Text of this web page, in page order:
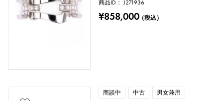
商品ID： J271936
¥858,000（税込）
商談中 中古 男女兼用